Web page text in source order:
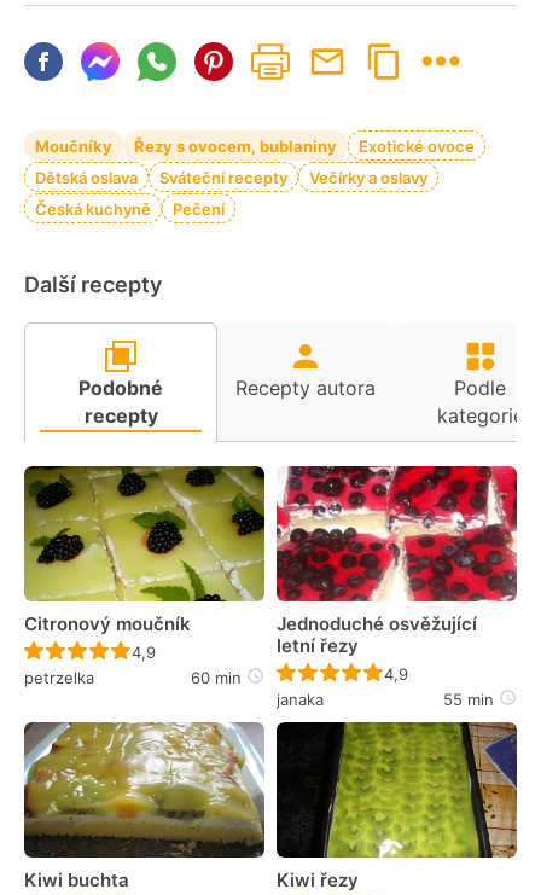
Moučníky Řezy s ovocem, bublaniny
Exotické ovoce
Dětská oslava
Sváteční recepty
Večírky a oslavy
Česká kuchyně
Pečení
Další recepty
Podobné
recepty
Recepty autora
Podle
kategorie
Citronový moučník
Recept ještě nebyl hodnocen
4,9
petrzelka
60 min
Jednoduché osvěžující
letní řezy
Recept ještě nebyl
4,9
janaka
55 min
Kiwi buchta Kiwi řezy